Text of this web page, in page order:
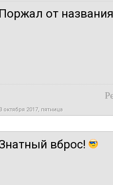
Поржал от
октября 2017, пятница
вброс!